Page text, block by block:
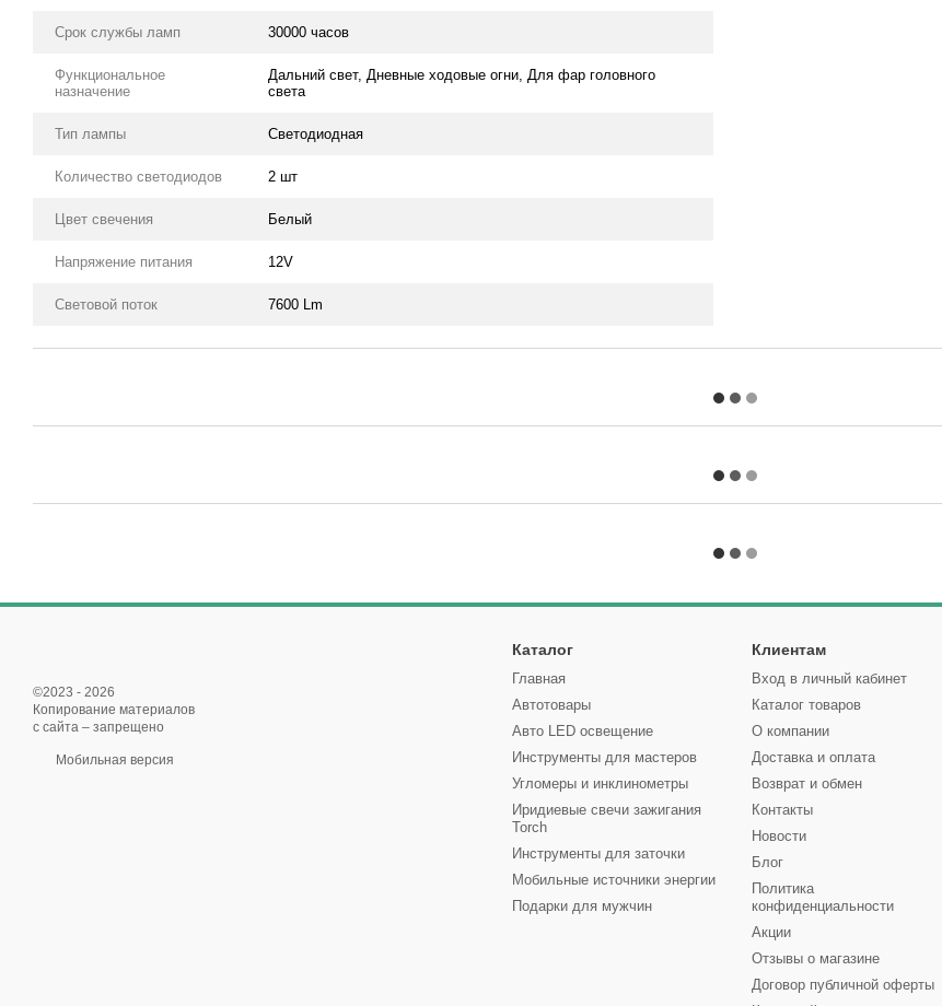
Срок службы ламп 30000 часов
Функциональное
назначение
Дальний свет, Дневные ходовые огни, Для фар головного
света
Тип лампы Светодиодная
Количество светодиодов 2 шт
Цвет свечения Белый
Напряжение питания 12V
Световой поток 7600 Lm
©2023 - 2026
Копирование материалов
с сайта – запрещено
Мобильная версия
Каталог
Главная
Автотовары
Авто LED освещение
Инструменты для мастеров
Угломеры и инклинометры
Иридиевые свечи зажигания
Torch
Инструменты для заточки
Мобильные источники энергии
Подарки для мужчин
Клиентам
Вход в личный кабинет
Каталог товаров
О компании
Доставка и оплата
Возврат и обмен
Контакты
Новости
Блог
Политика
конфиденциальности
Акции
Отзывы о магазине
Договор публичной оферты